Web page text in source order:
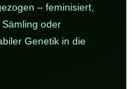
– feminisiert,
oder
Genetik in die